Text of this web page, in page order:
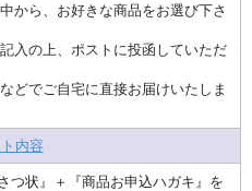
から、お好きな商品をお選び下さ
入の上、ポストに投函していただ
どでご自宅に直接お届けいたしま
内容
つ状』＋『商品お申込ハガキ』を